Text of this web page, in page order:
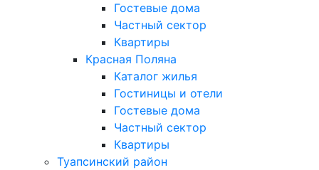
Гостевые дома
Частный сектор
Квартиры
Красная Поляна
Каталог жилья
Гостиницы и отели
Гостевые дома
Частный сектор
Квартиры
Туапсинский район